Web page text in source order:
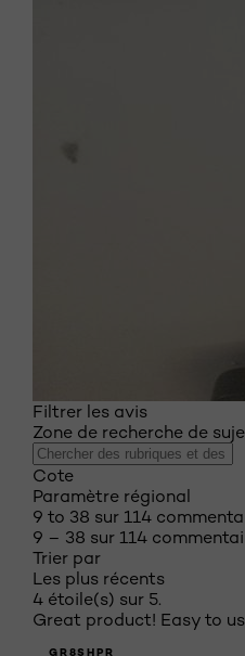
Filtrer les avis
Zone de recherche de
Cote
Paramètre régional
9 to 38 sur 114
9 – 38 sur 114
Trier par
Les plus récents
4 étoile(s) sur 5.
Great product! Easy to
GR8SHPR